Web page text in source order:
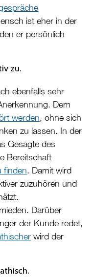
ist eher in der
er persönlich
zu.
ebenfalls sehr
Dem
werden, ohne sich
zu lassen. In der
Gesagte des
Bereitschaft
finden. Damit wird
zuzuhören und
Darüber
der Kunde redet,
wird der